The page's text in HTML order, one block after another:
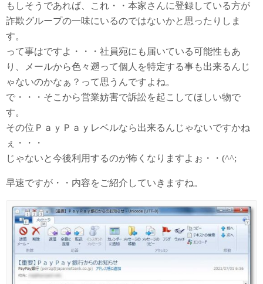
もしそうであれば、これ・・本家さんに登録している方が
詐欺グループの一味にいるのではないかと思ったりしま
す。
って事はですよ・・・社員宛にも届いている可能性もあ
り、メールから色々遡って個人を特定する事も出来るんじ
ゃないのかなぁ？って思うんですよね。
で・・・そこから営業妨害で訴訟を起こしてほしい物で
す。
その位ＰａｙＰａｙレベルなら出来るんじゃないですかね
ぇ・・・
じゃないと今後利用するのが怖くなりますよぉ・・(^^;
早速ですが・・内容をご紹介していきますね。